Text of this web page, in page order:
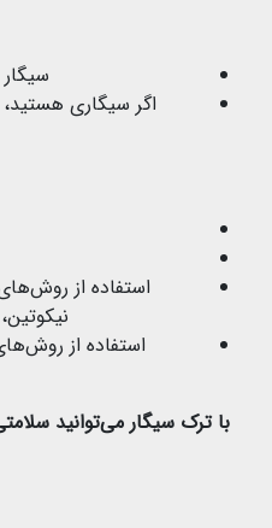
اگر سیگاری
استفاده از
استفاده از
با ترک سیگار می‌توانید